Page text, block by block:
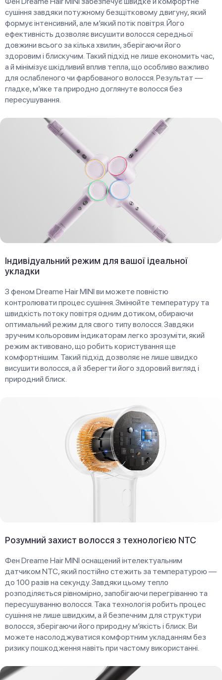
сушіння завдяки потужному безщітковому двигуну, який
формує інтенсивний, але м’який потік повітря. Його
ефективність дозволяє висушити волосся середньої
довжини всього за кілька хвилин, зберігаючи його
здоровим і блискучим. Такий підхід не лише економить час,
а й мінімізує шкідливий вплив тепла, що особливо важливо
для ослабленого чи фарбованого волосся. Результат —
гладке, м’яке та природно доглянуте волосся без
пересушування.
Індивідуальний режим для вашої ідеальної
укладки
З феном Dreame Hair MINI ви можете повністю
контролювати процес сушіння. Змінюйте температуру та
швидкість потоку повітря одним дотиком, обираючи
оптимальний режим для свого типу волосся. Завдяки
зручним кольоровим індикаторам легко зрозуміти, який
режим активовано, що робить користування ще
комфортнішим. Такий підхід дозволяє не лише швидко
висушити волосся, а й зберегти його здоровий вигляд і
природний блиск.
Розумний захист волосся з технологією NTC
Фен Dreame Hair MINI оснащений інтелектуальним
датчиком NTC, який постійно стежить за температурою —
до 100 разів на секунду. Завдяки цьому тепло
розподіляється рівномірно, запобігаючи перегріванню та
пересушуванню волосся. Така технологія робить процес
сушіння не лише швидким, а й безпечним для структури
волосся, зберігаючи його природну м’якість і блиск. Ви
можете насолоджуватися комфортним укладанням без
ризику пошкодження навіть при частому використанні.